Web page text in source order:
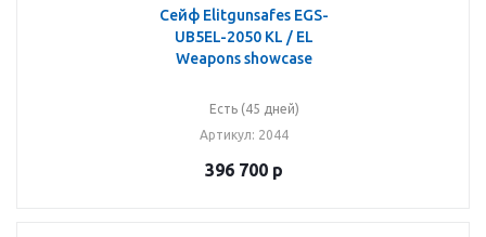
Сейф Elitgunsafes EGS-
UB5EL-2050 KL / EL
Weapons showcase
Есть (45 дней)
Артикул: 2044
396 700р